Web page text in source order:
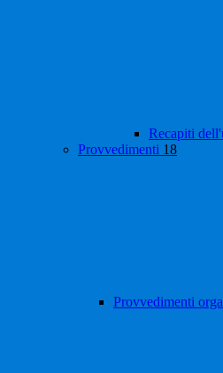
Recapiti
Provvedimenti 18
Provvedimenti